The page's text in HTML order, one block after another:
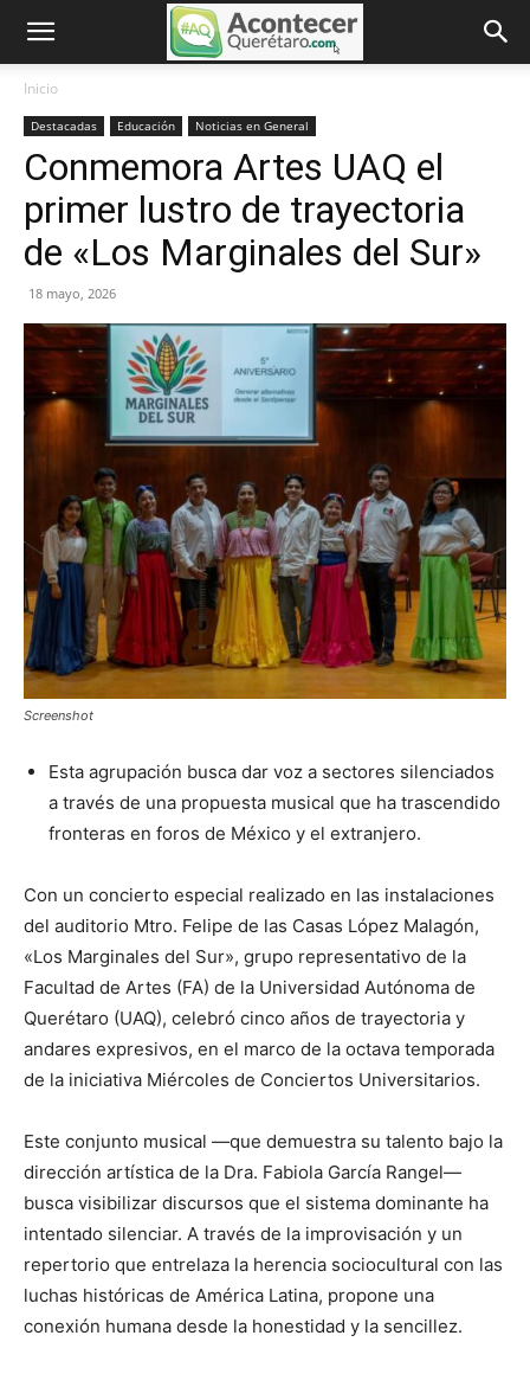
Inicio
Destacadas Educación Noticias en General
Conmemora Artes UAQ el
primer lustro de trayectoria
de «Los Marginales del Sur»
18 mayo, 2026
Screenshot
Esta agrupación busca dar voz a sectores silenciados
a través de una propuesta musical que ha trascendido
fronteras en foros de México y el extranjero.
Con un concierto especial realizado en las instalaciones
del auditorio Mtro. Felipe de las Casas López Malagón,
«Los Marginales del Sur», grupo representativo de la
Facultad de Artes (FA) de la Universidad Autónoma de
Querétaro (UAQ), celebró cinco años de trayectoria y
andares expresivos, en el marco de la octava temporada
de la iniciativa Miércoles de Conciertos Universitarios.
Este conjunto musical —que demuestra su talento bajo la
dirección artística de la Dra. Fabiola García Rangel—
busca visibilizar discursos que el sistema dominante ha
intentado silenciar. A través de la improvisación y un
repertorio que entrelaza la herencia sociocultural con las
luchas históricas de América Latina, propone una
conexión humana desde la honestidad y la sencillez.